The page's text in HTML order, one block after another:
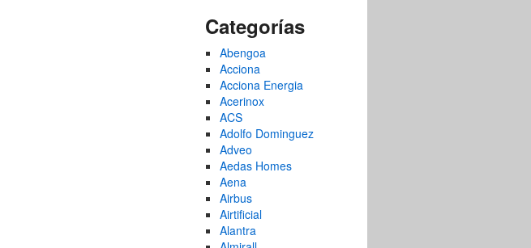
Categorías
Abengoa
Acciona
Acciona Energia
Acerinox
ACS
Adolfo Dominguez
Adveo
Aedas Homes
Aena
Airbus
Airtificial
Alantra